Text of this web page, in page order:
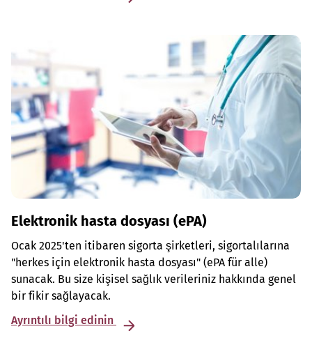
Elektronik hasta dosyası (ePA)
Ocak 2025'ten itibaren sigorta şirketleri, sigortalılarına
"herkes için elektronik hasta dosyası" (ePA für alle)
sunacak. Bu size kişisel sağlık verileriniz hakkında genel
bir fikir sağlayacak.
Ayrıntılı bilgi edinin